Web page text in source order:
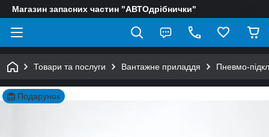
Магазин запасних частин "АВТОдрібнички"
Товари та послуги Вантажне приладдя Пневмо-
Подарунок